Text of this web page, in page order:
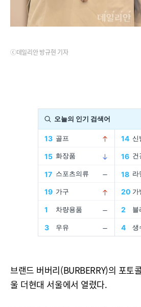
ⓒ데일리안 방규현 기자
브랜드 버버리(BURBERRY)의 포토
울 더현대 서울에서 열렸다.